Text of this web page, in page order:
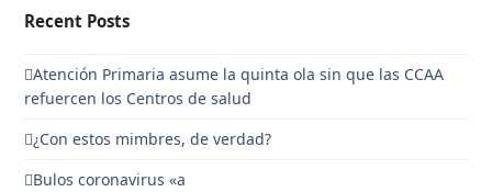
Recent Posts
Atención Primaria asume la quinta ola sin que las CCAA
refuercen los Centros de salud
¿Con estos mimbres, de verdad?
Bulos coronavirus «a